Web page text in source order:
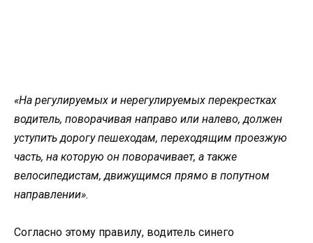
«На регулируемых и нерегулируемых перекрестках
водитель, поворачивая направо или налево, должен
уступить дорогу пешеходам, переходящим проезжую
часть, на которую он поворачивает, а также
велосипедистам, движущимся прямо в попутном
направлении».
Согласно этому правилу, водитель синего